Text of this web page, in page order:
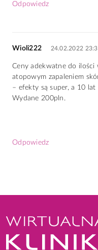
Odpowiedz
Wioli222 24.02.2022
Ceny adekwatne do ilości
atopowym zapaleniem
– efekty są super, a 10 lat
Wydane 200pln.
Odpowiedz